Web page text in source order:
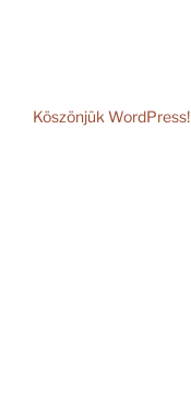
Köszönjük WordPress!